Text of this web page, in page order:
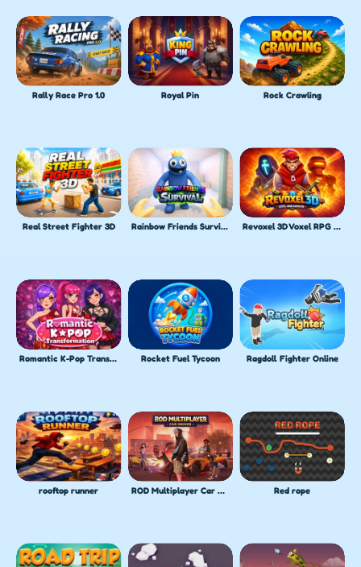
Rally Race Pro 1.0 Royal Pin Rock Crawling
Real Street Fighter 3D Rainbow Friends Survival Revoxel 3D Voxel RPG Shooter
Romantic K-Pop Transformation Rocket Fuel Tycoon Ragdoll Fighter Online
rooftop runner ROD Multiplayer Car Driving Red rope